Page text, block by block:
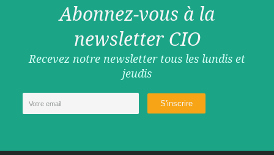
Abonnez-vous à la
newsletter CIO
Recevez notre newsletter tous les lundis et
jeudis